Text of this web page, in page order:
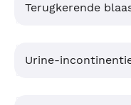
Terugkerende
Urine-